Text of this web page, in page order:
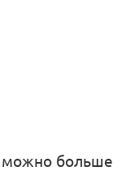
можно больше